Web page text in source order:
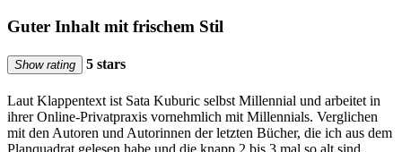
Guter Inhalt mit frischem Stil
Show rating 5 stars
Laut Klappentext ist Sata Kuburic selbst Millennial und arbeitet in
ihrer Online-Privatpraxis vornehmlich mit Millennials. Verglichen
mit den Autoren und Autorinnen der letzten Bücher, die ich aus dem